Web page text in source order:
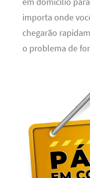
importa onde
chegarão
o problema de